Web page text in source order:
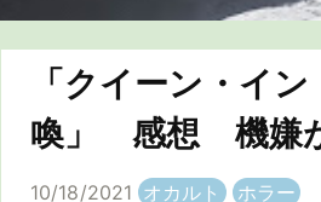
「クイーン・イ
喚」 感想 機嫌
10/18/2021 オカルト ホラー